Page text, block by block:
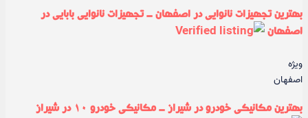
بهترین تجهیزات نانوایی در اصفهان - تجهیزات نانوایی بابایی در
اصفهان
ویژه
اصفهان
بهترین مکانیکی خودرو در شیراز - مکانیکی خودرو ۱۰ در شیراز